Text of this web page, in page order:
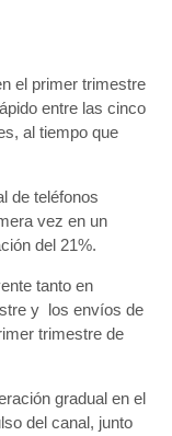
el primer trimestre
entre las cinco
al tiempo que
de teléfonos
vez en un
del 21%.
tanto en
y los envíos de
trimestre de
gradual en el
del canal, junto